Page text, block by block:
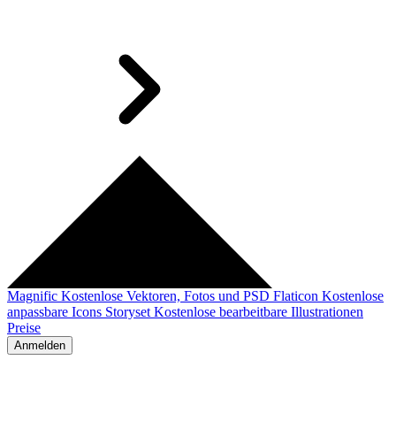
Magnific Kostenlose Vektoren, Fotos und PSD Flaticon Kostenlose
anpassbare Icons Storyset Kostenlose bearbeitbare Illustrationen
Preise
Anmelden